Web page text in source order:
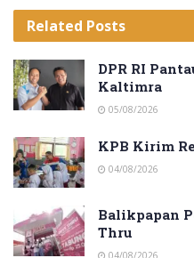
Related Posts
DPR RI
Kaltimra
05/08/2026
KPB Kirim
04/08/2026
Balikpapan
Thru
04/08/2026